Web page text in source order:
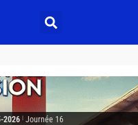
2026
Journée 16